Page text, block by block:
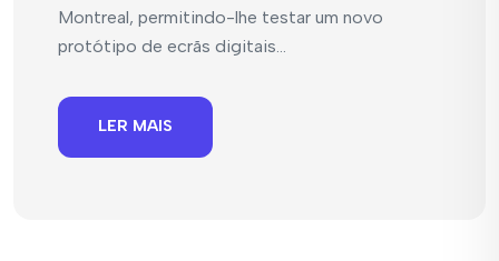
Montreal, permitindo-lhe testar um novo
protótipo de ecrãs digitais...
LER MAIS